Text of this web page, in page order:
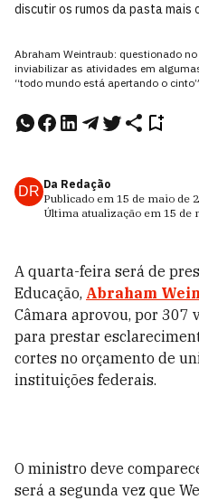
discutir os rumos da pasta mais
Abraham Weintraub: questionado
inviabilizar as atividades em
“todo mundo está apertando o
DR Da Redação
Publicado em 15 de maio de
Última atualização em 15 de
A quarta-feira será de
Educação, Abraham
Câmara aprovou, por 307
para prestar
cortes no orçamento de
instituições federais.
O ministro deve
será a segunda vez que